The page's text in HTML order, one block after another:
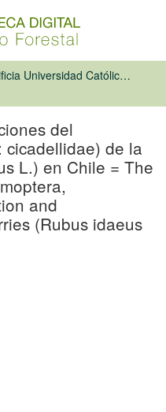
Pontificia Universidad Católica de Chile. Facultad de Agronomía e Ingeniería Forestal
del
cicadellidae) de la
L.) en Chile = The
and
(Rubus idaeus